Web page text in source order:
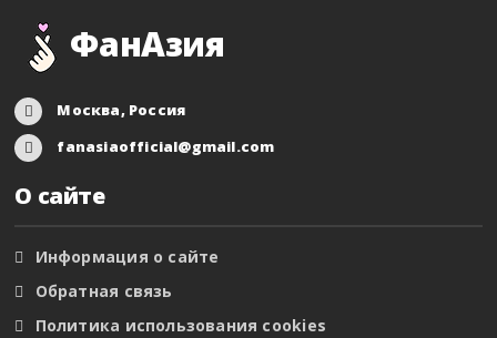
ФанАзия
Москва, Россия
fanasiaofficial@gmail.com
О сайте
Информация о сайте
Обратная связь
Политика использования cookies